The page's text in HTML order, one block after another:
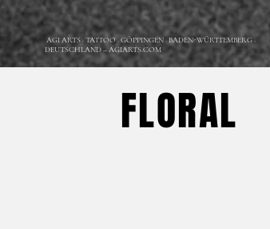
AGI ARTS · TATTOO · GÖPPINGEN · BADEN-WÜRTTEMBERG ·
DEUTSCHLAND – AGIARTS.COM
FLORAL